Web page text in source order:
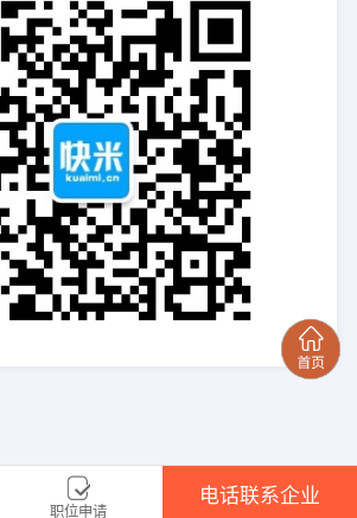
职位申请
电话联系企业